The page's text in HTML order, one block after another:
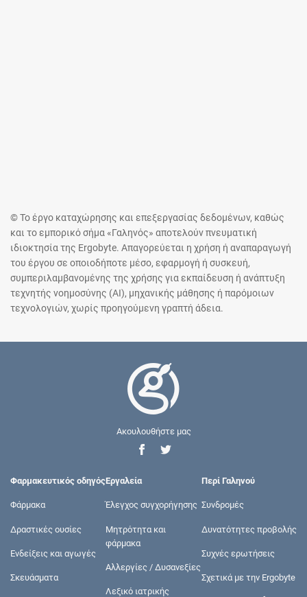
© Το έργο καταχώρησης και επεξεργασίας δεδομένων, καθώς
και το εμπορικό σήμα «Γαληνός» αποτελούν πνευματική
ιδιοκτησία της Ergobyte. Απαγορεύεται η χρήση ή αναπαραγωγή
του έργου σε οποιοδήποτε μέσο, εφαρμογή ή συσκευή,
συμπεριλαμβανομένης της χρήσης για εκπαίδευση ή ανάπτυξη
τεχνητής νοημοσύνης (AI), μηχανικής μάθησης ή παρόμοιων
τεχνολογιών, χωρίς προηγούμενη γραπτή άδεια.
Ακουλουθήστε μας
Φαρμακευτικός οδηγός
Φάρμακα
Δραστικές ουσίες
Ενδείξεις και αγωγές
Σκευάσματα
Εργαλεία
Έλεγχος συγχορήγησης
Μητρότητα και
φάρμακα
Αλλεργίες / Δυσανεξίες
Λεξικό ιατρικής
Περί Γαληνού
Συνδρομές
Δυνατότητες προβολής
Συχνές ερωτήσεις
Σχετικά με την Ergobyte